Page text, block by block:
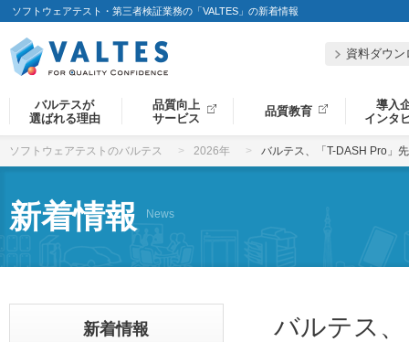
ソフトウェアテスト・第三者検証業務の「VALTES」の新着情報
資料ダウン
バルテスが
選ばれる理由
品質向上
サービス
品質教育
導入
インタ
ソフトウェアテストのバルテス 2026年 バルテス、「T-DASH Pro」
新着情報 News
バルテス
新着情報